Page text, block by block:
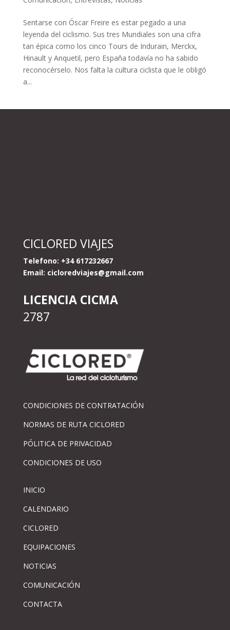
Sentarse con Óscar Freire es estar pegado a una
leyenda del ciclismo. Sus tres Mundiales son una cifra
tan épica como los cinco Tours de Indurain, Merckx,
Hinault y Anquetil, pero España todavía no ha sabido
reconocérselo. Nos falta la cultura ciclista que le obligó
a...
CICLORED VIAJES
Telefono: +34 617232667
Email: cicloredviajes@gmail.com
LICENCIA CICMA
2787
CONDICIONES DE CONTRATACIÓN
NORMAS DE RUTA CICLORED
PÓLITICA DE PRIVACIDAD
CONDICIONES DE USO
INICIO
CALENDARIO
CICLORED
EQUIPACIONES
NOTICIAS
COMUNICACIÓN
CONTACTA